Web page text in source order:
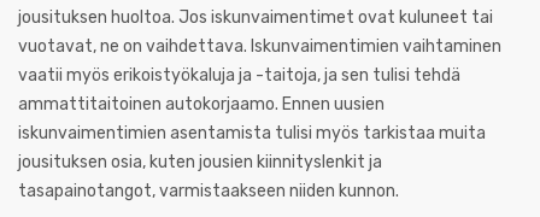
jousituksen huoltoa. Jos iskunvaimentimet ovat kuluneet tai
vuotavat, ne on vaihdettava. Iskunvaimentimien vaihtaminen
vaatii myös erikoistyökaluja ja -taitoja, ja sen tulisi tehdä
ammattitaitoinen autokorjaamo. Ennen uusien
iskunvaimentimien asentamista tulisi myös tarkistaa muita
jousituksen osia, kuten jousien kiinnityslenkit ja
tasapainotangot, varmistaakseen niiden kunnon.